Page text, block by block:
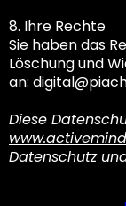
8. Ihre Rechte
Sie haben das
Löschung und
an:
Diese
Datenschutz